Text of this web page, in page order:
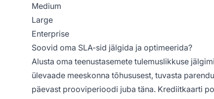
Medium
Large
Enterprise
Soovid oma SLA-sid jälgida ja optimeerida?
Alusta oma teenustasemete tulemuslikkuse
ülevaade meeskonna tõhususest, tuvasta
päevast prooviperioodi juba täna. Krediitkaarti